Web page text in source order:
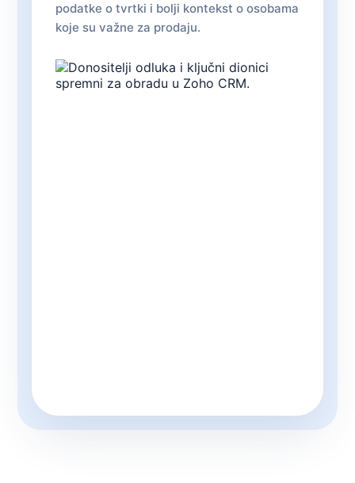
podatke o tvrtki i bolji kontekst o osobama
koje su važne za prodaju.